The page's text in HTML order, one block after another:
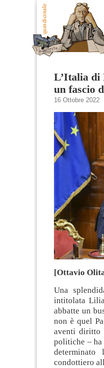
L’Italia di
un fascio
16 Ottobre 2022
[Ottavio
Una
intitolata
abbatte un
non è quel
aventi diritto
politiche – ha
condottiero